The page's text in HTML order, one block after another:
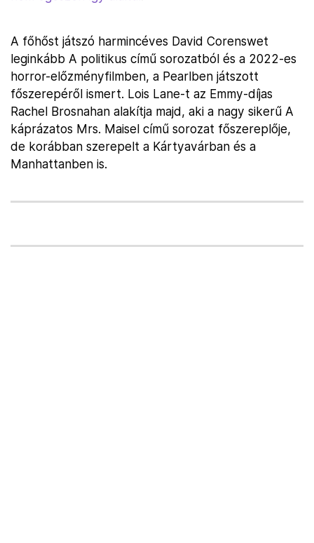
A főhőst játszó harmincéves David Corenswet
leginkább A politikus című sorozatból és a 2022-es
horror-előzményfilmben, a Pearlben játszott
főszerepéről ismert. Lois Lane-t az Emmy-díjas
Rachel Brosnahan alakítja majd, aki a nagy sikerű A
káprázatos Mrs. Maisel című sorozat főszereplője,
de korábban szerepelt a Kártyavárban és a
Manhattanben is.